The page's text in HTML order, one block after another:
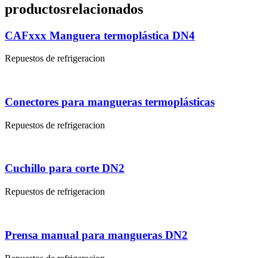
productosrelacionados
CAFxxx Manguera termoplástica DN4
Repuestos de refrigeracion
Conectores para mangueras termoplásticas
Repuestos de refrigeracion
Cuchillo para corte DN2
Repuestos de refrigeracion
Prensa manual para mangueras DN2